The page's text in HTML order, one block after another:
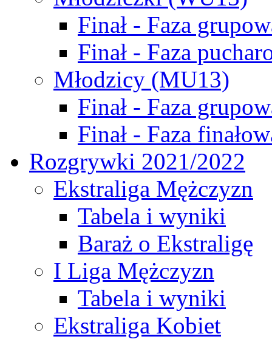
Finał - Faza
Finał - Faza
Młodzicy (MU13)
Finał - Faza
Finał - Faza
Rozgrywki 2021/2022
Ekstraliga Mężczyzn
Tabela i wyniki
Baraż o Ekstraligę
I Liga Mężczyzn
Tabela i wyniki
Ekstraliga Kobiet